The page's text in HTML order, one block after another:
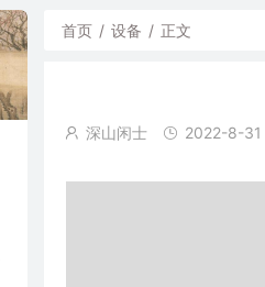
首页 / 设备 / 正文
深山闲士 2022-8-31